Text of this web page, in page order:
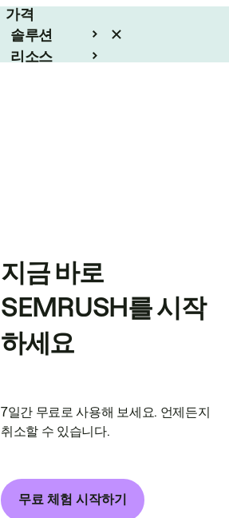
가격
솔루션
리소스
지금 바로
SEMRUSH를 시작
하세요
7일간 무료로 사용해 보세요. 언제든지
취소할 수 있습니다.
무료 체험 시작하기